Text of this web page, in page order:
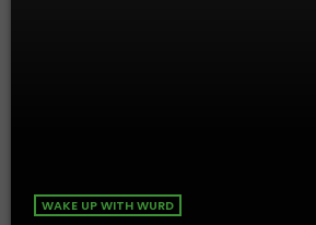
WAKE UP WITH WURD